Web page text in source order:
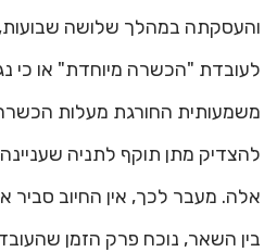
והעסקתה במהלך שלושה
לעובדת "הכשרה מיוחדת" או כי
משמעותית החורגת מעלות הכשרה
להצדיק מתן תוקף לתניה
אלה. מעבר לכך, אין החיוב סביר
בין השאר, נוכח פרק הזמן